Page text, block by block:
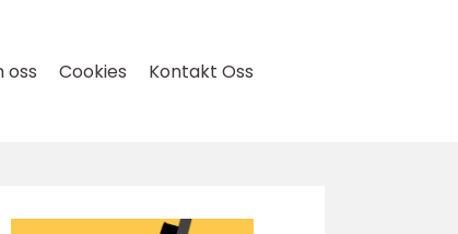
oss Cookies Kontakt Oss